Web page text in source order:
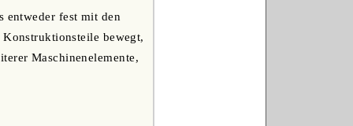
entweder fest mit den
bewegt,
Maschinenelemente,